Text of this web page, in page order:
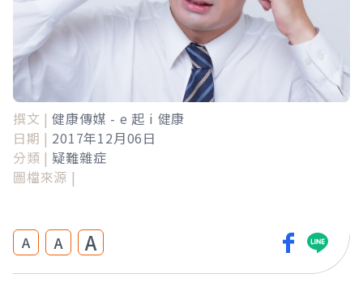
撰文 | 健康傳媒 - e 起 i 健康
日期 | 2017年12月06日
分類 | 疑難雜症
圖檔來源 |
A A A